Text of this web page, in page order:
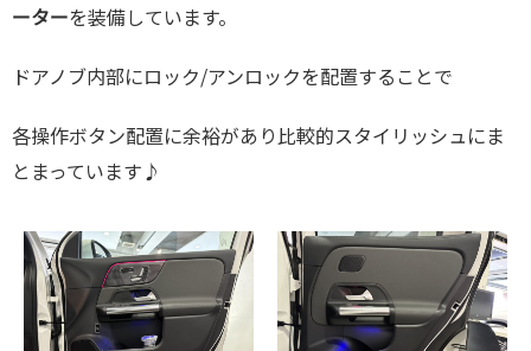
ーターを装備しています。
ドアノブ内部にロック/アンロックを配置することで
各操作ボタン配置に余裕があり比較的スタイリッシュにま
とまっています♪